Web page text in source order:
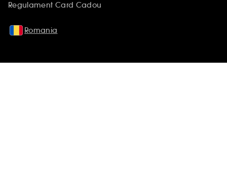
Regulament Card Cadou
Romania